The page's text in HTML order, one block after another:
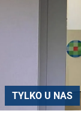
TYLKO U NAS